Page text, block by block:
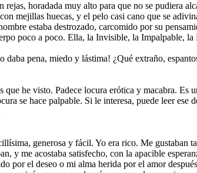
horadada muy alto para que no se pudiera
mejillas huecas, y el pelo casi cano que se
estaba destrozado, carcomido por su
poco a poco. Ella, la Invisible, la Impalpable,
daba pena, miedo y lástima! ¿Qué extraño,
he visto. Padece locura erótica y macabra.
se hace palpable. Si le interesa, puede leer ese
generosa y fácil. Yo era rico. Me gustaban
y me acostaba satisfecho, con la apacible
por el deseo o mi alma herida por el amor